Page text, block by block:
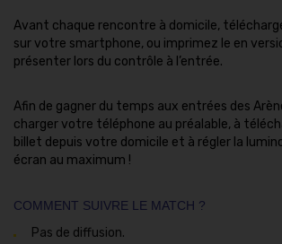
Avant chaque rencontre à domicile,
sur votre smartphone, ou imprimez le en
présenter lors du contrôle à l’entrée.
Afin de gagner du temps aux entrées des
charger votre téléphone au préalable, à
billet depuis votre domicile et à régler la
écran au maximum !
COMMENT SUIVRE LE MATCH ?
Pas de diffusion.